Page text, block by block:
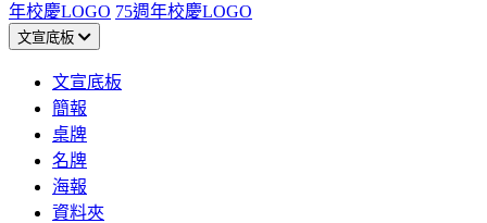
年校慶LOGO 75週年校慶LOGO
文宣底板
文宣底板
簡報
桌牌
名牌
海報
資料夾